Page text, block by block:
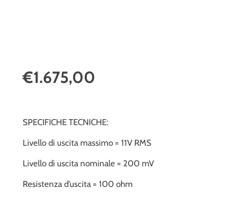
€1.675,00
SPECIFICHE TECNICHE:
Livello di uscita massimo = 11V RMS
Livello di uscita nominale = 200 mV
Resistenza d’uscita = 100 ohm